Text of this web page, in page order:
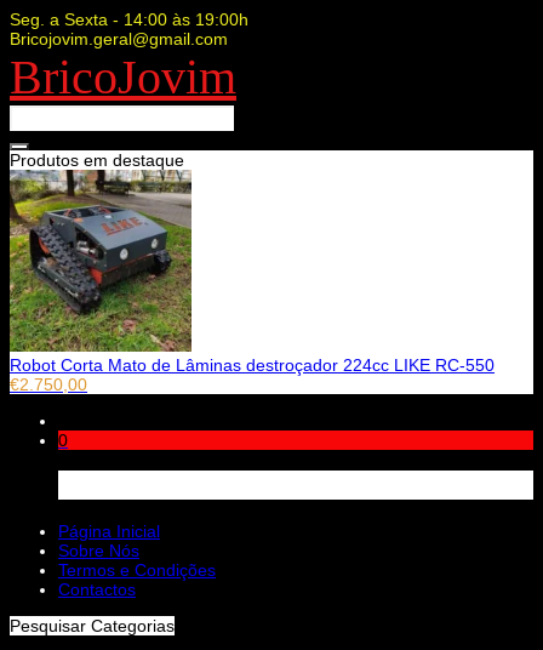
Seg. a Sexta - 14:00 às 19:00h
Bricojovim.geral@gmail.com
BricoJovim
Produtos em destaque
Robot Corta Mato de Lâminas destroçador 224cc LIKE RC-550
€2.750,00
0
Página Inicial
Sobre Nós
Termos e Condições
Contactos
Pesquisar Categorias